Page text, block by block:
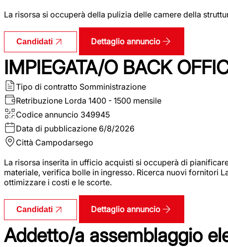
La risorsa si occuperà della pulizia delle camere della
Candidati Dettaglio annuncio
IMPIEGATA/O BACK
Tipo di contratto Somministrazione
Retribuzione Lorda 1400 - 1500 mensile
Codice annuncio 349945
Data di pubblicazione 6/8/2026
Città Campodarsego
La risorsa inserita in ufficio acquisti si occuperà di
materiale, verifica bolle in ingresso. Ricerca nuovi fornitori
ottimizzare i costi e le scorte.
Candidati Dettaglio annuncio
Addetto/a assemblaggio